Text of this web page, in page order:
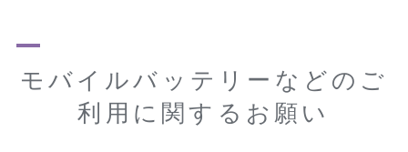
モバイルバッテリーなどのご
利用に関するお願い